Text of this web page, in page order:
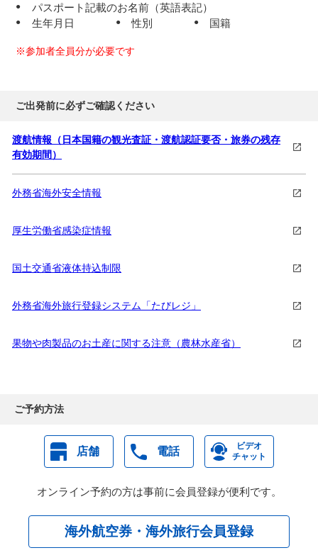
着後、解散となります
パスポート記載のお名前（英語表記）
生年月日
性別 国籍
※参加者全員分が必要です
ご出発前に必ずご確認ください
渡航情報（日本国籍の観光査証・渡航認証要否・旅券の残存
有効期間）
外務省海外安全情報
厚生労働省感染症情報
国土交通省液体持込制限
外務省海外旅行登録システム「たびレジ」
果物や肉製品のお土産に関する注意（農林水産省）
ご予約方法
店舗 電話
ビデオ
チャット
オンライン予約の方は事前に会員登録が便利です。
海外航空券・海外旅行会員登録